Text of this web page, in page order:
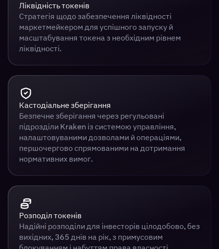
Ліквідність токенів
Стратегія щодо забезпечення ліквідності
маркетмейкером для успішного запуску й
масштабування токена з необхідним рівнем
ліквідності.
Кастодіальне зберігання
Безпечне зберігання через регульовані
підрозділи Kraken із системою управління,
налаштовуваними дозволами й операціями,
першочергово спрямованими на дотримання
нормативних вимог.
Розподіл токенів
Надійні розподіли для інвесторів цілодобово, без
вихідних, 365 днів на рік, з примусовим